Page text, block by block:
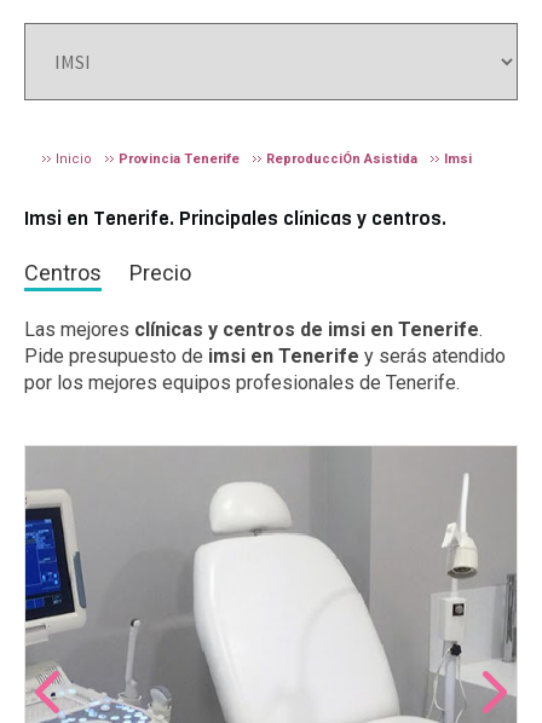
Inicio Provincia Tenerife ReproducciÓn Asistida Imsi
Imsi en Tenerife. Principales clínicas y centros.
Centros Precio
Las mejores clínicas y centros de imsi en Tenerife.
Pide presupuesto de imsi en Tenerife y serás atendido
por los mejores equipos profesionales de Tenerife.